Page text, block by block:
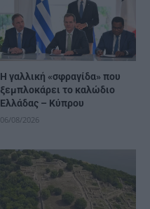
Η γαλλική «σφραγίδα» που
ξεμπλοκάρει το καλώδιο
Ελλάδας – Κύπρου
06/08/2026